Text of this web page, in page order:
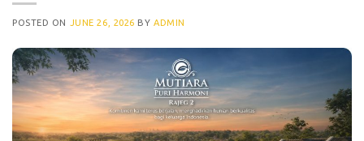
POSTED ON JUNE 26, 2026 BYADMIN